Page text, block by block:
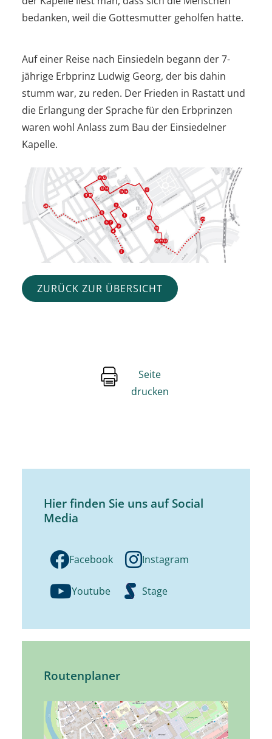
bedanken, weil die Gottesmutter geholfen hatte.
Auf einer Reise nach Einsiedeln begann der 7-
jährige Erbprinz Ludwig Georg, der bis dahin
stumm war, zu reden. Der Frieden in Rastatt und
die Erlangung der Sprache für den Erbprinzen
waren wohl Anlass zum Bau der Einsiedelner
Kapelle.
ZURÜCK ZUR ÜBERSICHT
Seite
drucken
Hier finden Sie uns auf Social
Media
Facebook Instagram
Youtube Stage
Routenplaner